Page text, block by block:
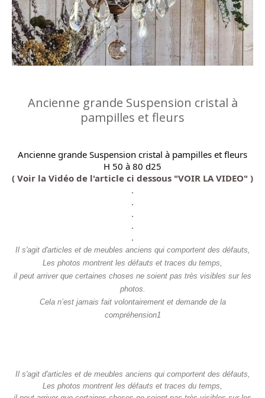
Ancienne grande Suspension cristal à
pampilles et fleurs
Ancienne grande Suspension cristal à pampilles et fleurs
H 50 à 80 d25
( Voir la Vidéo de l'article ci dessous "VOIR LA VIDEO" )
.
.
.
.
.
Il s'agit d'articles et de meubles anciens qui comportent des défauts,
Les photos montrent les défauts et traces du temps,
il peut arriver que certaines choses ne soient pas très visibles sur les
photos.
Cela n’est jamais fait volontairement et demande de la
compréhension1
Il s'agit d'articles et de meubles anciens qui comportent des défauts,
Les photos montrent les défauts et traces du temps,